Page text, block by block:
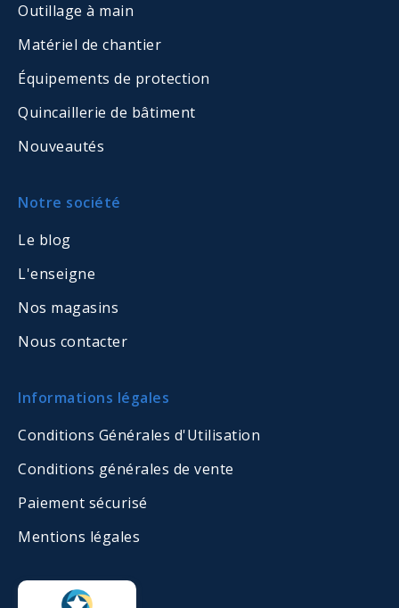
Outillage à main
Matériel de chantier
Équipements de protection
Quincaillerie de bâtiment
Nouveautés
Notre société
Le blog
L'enseigne
Nos magasins
Nous contacter
Informations légales
Conditions Générales d'Utilisation
Conditions générales de vente
Paiement sécurisé
Mentions légales